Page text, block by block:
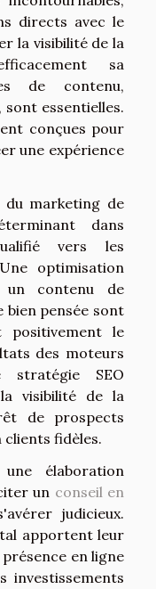
directs avec le
la visibilité de la
sa
de contenu,
essentielles.
conçues pour
une expérience
du marketing de
dans
vers les
optimisation
un contenu de
pensée sont
positivement le
des moteurs
stratégie SEO
visibilité de la
de prospects
clients fidèles.
élaboration
un conseil en
judicieux.
apportent leur
en ligne
investissements